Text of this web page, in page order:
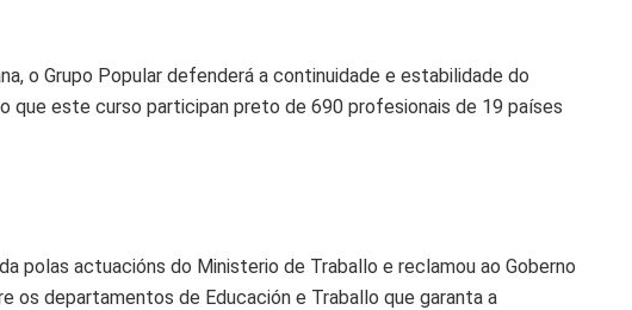
o Grupo Popular defenderá a continuidade e estabilidade do
que este curso participan preto de 690 profesionais de 19 países
polas actuacións do Ministerio de Traballo e reclamou ao Goberno
os departamentos de Educación e Traballo que garanta a